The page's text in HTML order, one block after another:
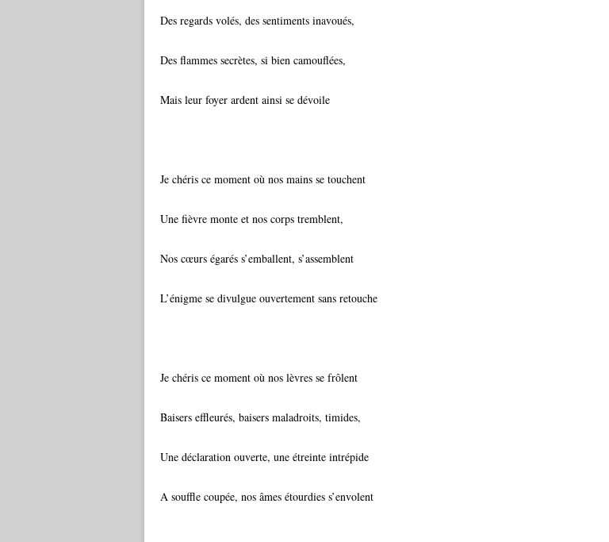
Des regards volés, des sentiments inavoués,
Des flammes secrètes, si bien camouflées,
Mais leur foyer ardent ainsi se dévoile
Je chéris ce moment où nos mains se touchent
Une fièvre monte et nos corps tremblent,
Nos cœurs égarés s’emballent, s’assemblent
L’énigme se divulgue ouvertement sans retouche
Je chéris ce moment où nos lèvres se frôlent
Baisers effleurés, baisers maladroits, timides,
Une déclaration ouverte, une étreinte intrépide
A souffle coupée, nos âmes étourdies s’envolent